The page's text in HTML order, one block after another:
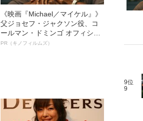
《映画『Michael／マイケル』》
父ジョセフ・ジャクソン役、コ
ールマン・ドミンゴ オフィシャ
ルインタビュー“観客を魅了した
PR（キノフィルムズ）
9位
9